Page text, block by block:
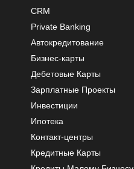
CRM
Private Banking
Автокредитование
Бизнес-карты
Дебетовые Карты
Зарплатные Проекты
Инвестиции
Ипотека
Контакт-центры
Кредитные Карты